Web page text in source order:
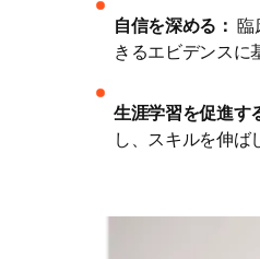
自信を深める： 臨
きるエビデンスに
生涯学習を促進す
し、スキルを伸ば